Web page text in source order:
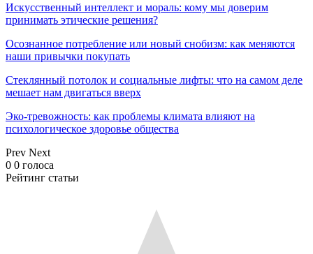
Искусственный интеллект и мораль: кому мы доверим
принимать этические решения?
Осознанное потребление или новый снобизм: как меняются
наши привычки покупать
Стеклянный потолок и социальные лифты: что на самом деле
мешает нам двигаться вверх
Эко-тревожность: как проблемы климата влияют на
психологическое здоровье общества
Prev Next
0 0 голоса
Рейтинг статьи